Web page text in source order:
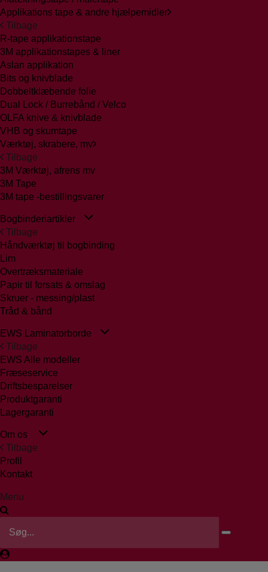
Applikations tape & andre hjælpemidler
Tilbage
R-tape applikationstape
3M applikationstapes & liner
Aslan applikation
Bits og knivblade
Dobbeltklæbende folie
Dual Lock / Burrebånd / Velco
OLFA knive & knivblade
VHB og skumtape
Værktøj, skrabere, mv
Tilbage
3M Værktøj, afrens mv
3M Tape
3M tape -bestillingsvarer
Bogbinderiartikler
Tilbage
Håndværktøj til bogbinding
Lim
Overtræksmateriale
Papir til forsats & omslag
Skruer - messing/plast
Tråd & bånd
EWS Laminatorborde
Tilbage
EWS Alle modeller
Fræseservice
Driftsbesparelser
Produktgaranti
Lagergaranti
Om os
Tilbage
Profil
Kontakt
Menu